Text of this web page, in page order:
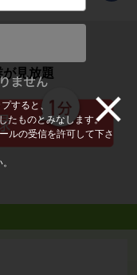
すると、
たものとみなします。
ルの受信を許可して下さ
直しまで
見放題